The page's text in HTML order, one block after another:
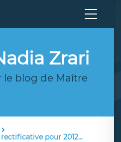
Zrari
le blog de Maître
pour 2012...